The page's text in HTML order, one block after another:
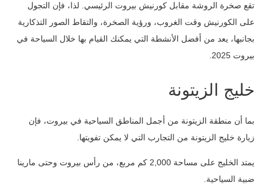
تقع صخرة الروشة مقابل كورنيش بيروت الرئيسي. لذا، فإن التجول
على الكورنيش وقت الغروب، ورؤية الصخرة، والتقاط الصور التذكارية
بجانبها، يعد من أفضل الأنشطة التي يمكنك القيام بها خلال السياحة في
بيروت 2025.
خليج الزيتونة
بما أن منطقة الزيتونة من أجمل المناطق السياحية في بيروت، فإن
زيارة خليج الزيتونة من التجارب التي لا يمكن تفويتها.
يمتد الخليج على مساحة 2,000 كم مربع، من رأس بيروت وحتى مارينا
ضبية السياحية.